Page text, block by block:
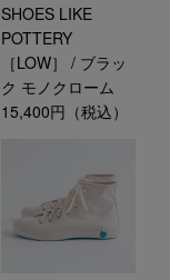
SHOES LIKE
POTTERY
［LOW］ / ブラッ
ク モノクローム
15,400円（税込）